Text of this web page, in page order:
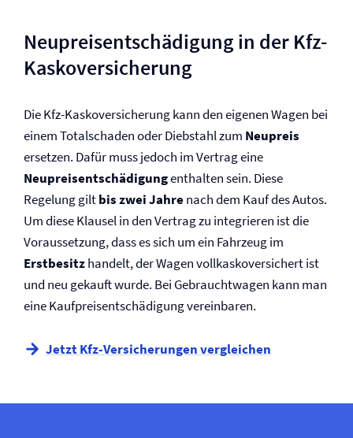
Neupreisentschädigung in der Kfz-
Kasko­versicherung
Die Kfz-Kasko­versicherung kann den eigenen Wagen bei
einem Totalschaden oder Diebstahl zum Neupreis
ersetzen. Dafür muss jedoch im Vertrag eine
Neupreisentschädigungenthalten sein. Diese
Regelung giltbis zwei Jahrenach dem Kauf des Autos.
Um diese Klausel in den Vertrag zu integrieren ist die
Voraussetzung, dass es sich um ein Fahrzeug im
Erstbesitzhandelt, der Wagen vollkaskoversichert ist
und neu gekauft wurde. Bei Gebrauchtwagen kann man
eine Kaufpreisentschädigung vereinbaren.
Jetzt Kfz-Versicherungen vergleichen